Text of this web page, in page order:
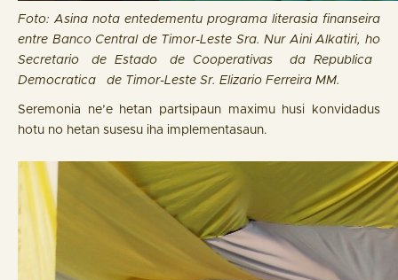
Foto: Asina nota entedementu programa literasia finanseira
entre Banco Central de Timor-Leste Sra. Nur Aini Alkatiri, ho
Secretario de Estado de Cooperativas da Republica
Democratica de Timor-Leste Sr. Elizario Ferreira MM.
Seremonia ne’e hetan partsipaun maximu husi konvidadus
hotu no hetan susesu iha implementasaun.